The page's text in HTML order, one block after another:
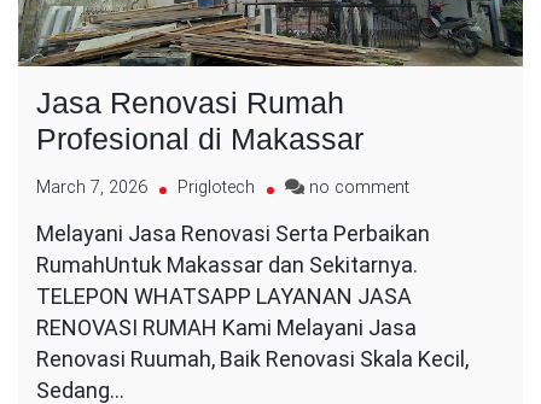
Jasa Renovasi Rumah
Profesional di Makassar
March 7, 2026 Priglotech no commenton
Renovasi
Rumah
Makassar
Melayani Jasa Renovasi Serta Perbaikan
RumahUntuk Makassar dan Sekitarnya.
TELEPON WHATSAPP LAYANAN JASA
RENOVASI RUMAH Kami Melayani Jasa
Renovasi Ruumah, Baik Renovasi Skala Kecil,
Sedang…